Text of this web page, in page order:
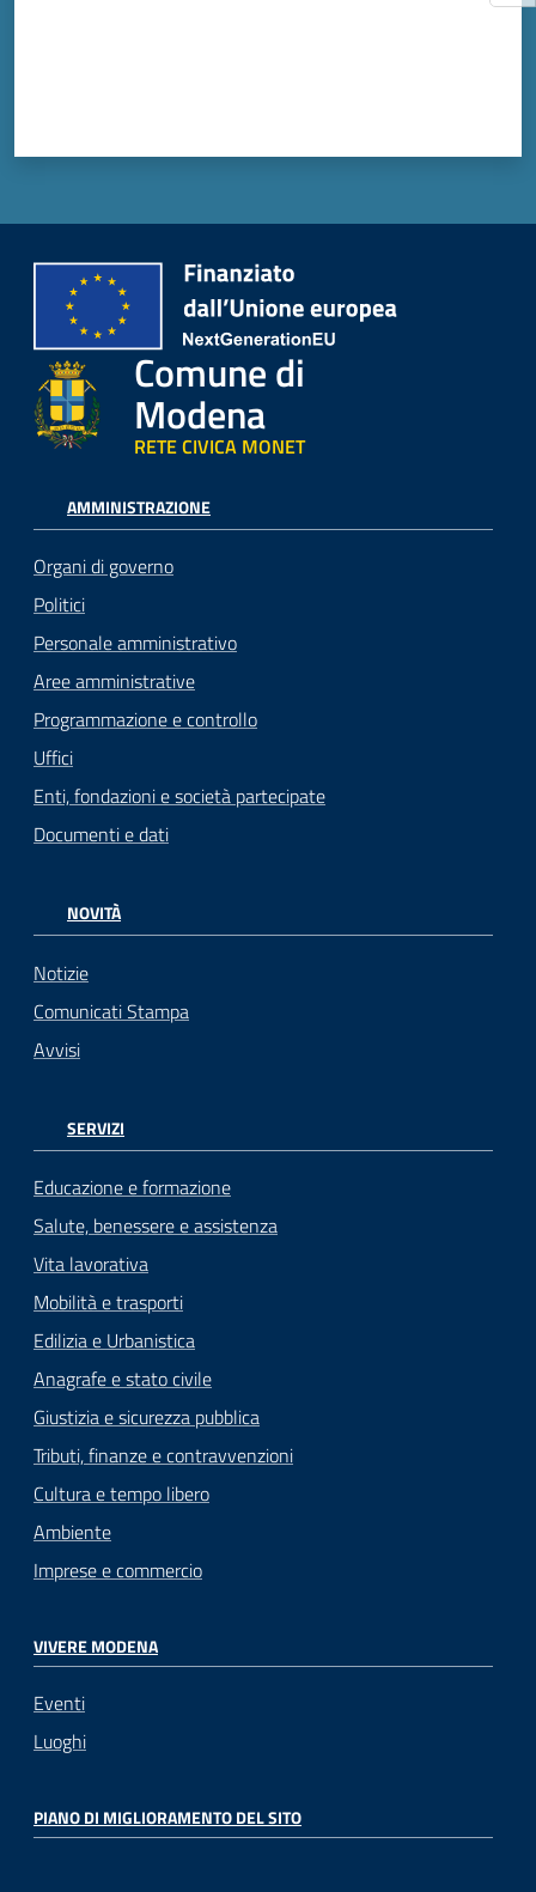
Comune di
Modena
RETE CIVICA MONET
AMMINISTRAZIONE
Organi di governo
Politici
Personale amministrativo
Aree amministrative
Programmazione e controllo
Uffici
Enti, fondazioni e società partecipate
Documenti e dati
NOVITÀ
Notizie
Comunicati Stampa
Avvisi
SERVIZI
Educazione e formazione
Salute, benessere e assistenza
Vita lavorativa
Mobilità e trasporti
Edilizia e Urbanistica
Anagrafe e stato civile
Giustizia e sicurezza pubblica
Tributi, finanze e contravvenzioni
Cultura e tempo libero
Ambiente
Imprese e commercio
VIVERE MODENA
Eventi
Luoghi
PIANO DI MIGLIORAMENTO DEL SITO